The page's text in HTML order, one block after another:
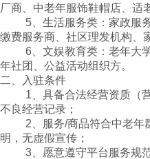
厂商、中老年服饰鞋帽店、适
5、生活服务类：家政服
缴费服务商、社区理发机构、
6、文娱教育类：老年大
年社团、公益活动组织方。
二、入驻条件
1、具备合法经营资质（
不良经营记录；
2、服务/商品符合中老年
明，无虚假宣传；
3、愿意遵守平台服务规